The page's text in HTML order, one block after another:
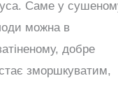
Саме у
можна в
добре
зморшкуватим,